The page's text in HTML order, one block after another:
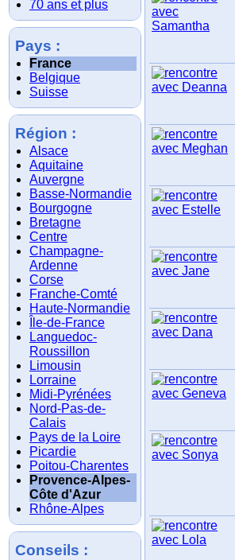
70 ans et plus
Pays :
France
Belgique
Suisse
Région :
Alsace
Aquitaine
Auvergne
Basse-Normandie
Bourgogne
Bretagne
Centre
Champagne-
Ardenne
Corse
Franche-Comté
Haute-Normandie
Île-de-France
Languedoc-
Roussillon
Limousin
Lorraine
Midi-Pyrénées
Nord-Pas-de-
Calais
Pays de la Loire
Picardie
Poitou-Charentes
Provence-Alpes-
Côte d'Azur
Rhône-Alpes
Conseils :